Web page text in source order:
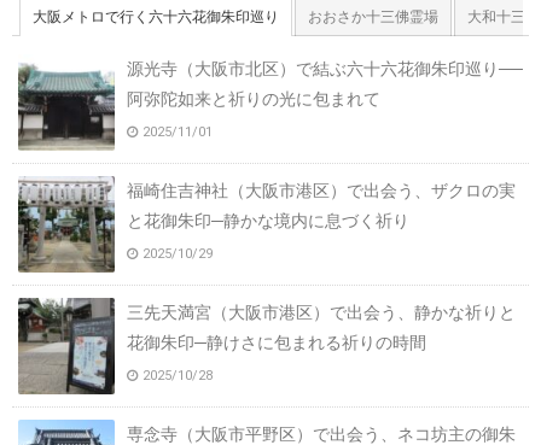
大阪メトロで行く六十六花御朱印巡り おおさか十三佛霊場 大和十三
源光寺（大阪市北区）で結ぶ六十六花御朱印巡り──
阿弥陀如来と祈りの光に包まれて
2025/11/01
福崎住吉神社（大阪市港区）で出会う、ザクロの実
と花御朱印─静かな境内に息づく祈り
2025/10/29
三先天満宮（大阪市港区）で出会う、静かな祈りと
花御朱印─静けさに包まれる祈りの時間
2025/10/28
専念寺（大阪市平野区）で出会う、ネコ坊主の御朱